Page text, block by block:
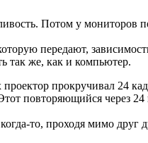
Потом у мониторов
передают,
так же, как и компьютер.
прокручивал 24
повторяющийся через 24
то, проходя мимо друг